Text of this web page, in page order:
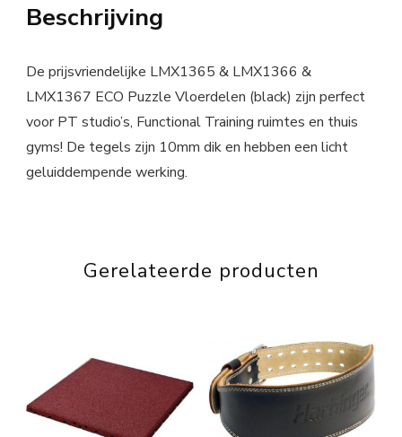
Beschrijving
De prijsvriendelijke LMX1365 & LMX1366 &
LMX1367 ECO Puzzle Vloerdelen (black) zijn perfect
voor PT studio’s, Functional Training ruimtes en thuis
gyms! De tegels zijn 10mm dik en hebben een licht
geluiddempende werking.
Gerelateerde producten